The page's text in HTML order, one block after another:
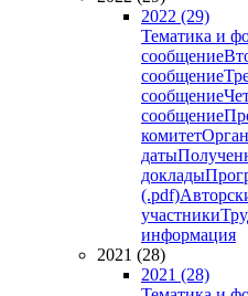
2022 (29)
Тематика и
сообщение
сообщение
сообщение
сообщение
комитет
даты
доклады
(.pdf)
участники
информация
2021 (28)
2021 (28)